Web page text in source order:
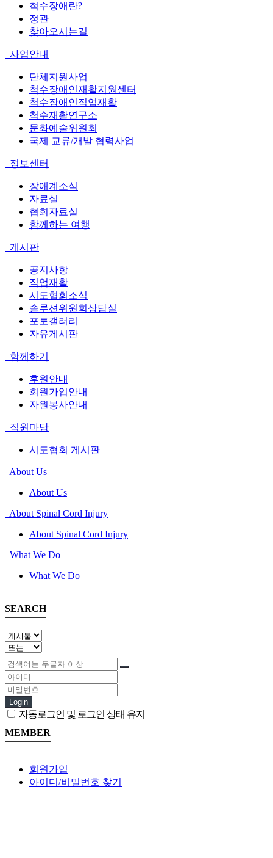
척수장애란?
정관
찾아오시는길
사업안내
단체지원사업
척수장애인재활지원센터
척수장애인직업재활
척수재활연구소
문화예술위원회
국제 교류/개발 협력사업
정보센터
장애계소식
자료실
협회자료실
함께하는 여행
게시판
공지사항
직업재활
시도협회소식
솔루션위원회상담실
포토갤러리
자유게시판
함께하기
후원안내
회원가입안내
자원봉사안내
직원마당
시도협회 게시판
About Us
About Us
About Spinal Cord Injury
About Spinal Cord Injury
What We Do
What We Do
SEARCH
Login
자동로그인 및 로그인 상태 유지
MEMBER
회원가입
아이디/비밀번호 찾기